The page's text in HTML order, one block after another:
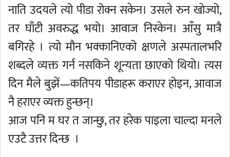
नाति उदयले त्यो पीडा रोक्न सकेन। उसले रुन खोज्यो,
तर घाँटी अवरुद्ध भयो। आवाज निस्केन। आँसु मात्रै
बगिरहे । त्यो मौन भक्कानिएको क्षणले अस्पतालभरि
शब्दले व्यक्त गर्न नसकिने शून्यता छाएको थियो। त्यस
दिन मैले बुझें—कतिपय पीडाहरू कराएर होइन, आवाज
नै हराएर व्यक्त हुन्छन्।
आज पनि म घर त जान्छु, तर हरेक पाइला चाल्दा मनले
एउटै उत्तर दिन्छ ।